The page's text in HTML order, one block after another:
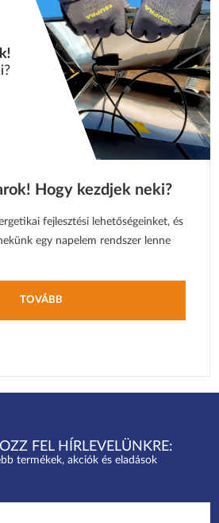
Hogy kezdjek neki?
fejlesztési lehetőségeinket, és
egy napelem rendszer lenne
TOVÁBB
FEL HÍRLEVELÜNKRE:
termékek, akciók és eladások